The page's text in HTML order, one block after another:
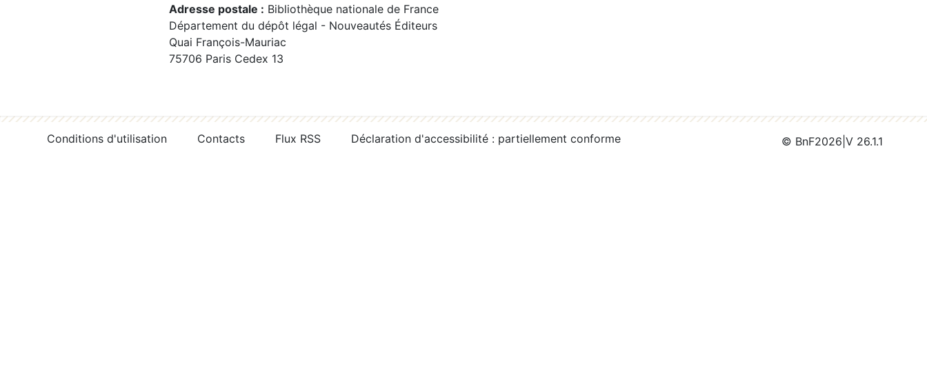
Adresse postale : Bibliothèque nationale de France
Département du dépôt légal - Nouveautés Éditeurs
Quai François-Mauriac
75706 Paris Cedex 13
Conditions d'utilisation Contacts Flux RSS Déclaration d'accessibilité : partiellement conforme © BnF2026 V 26.1.1